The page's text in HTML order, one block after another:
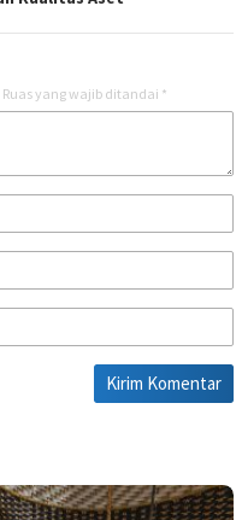
Ruas yang wajib ditandai *